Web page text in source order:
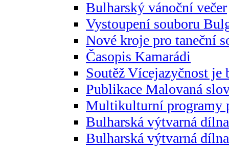
Bulharský vánoční večer
Vystoupení souboru
Nové kroje pro taneční
Časopis Kamarádi
Soutěž Vícejazyčnost je
Publikace Malovaná
Multikulturní programy
Bulharská výtvarná
Bulharská výtvarná